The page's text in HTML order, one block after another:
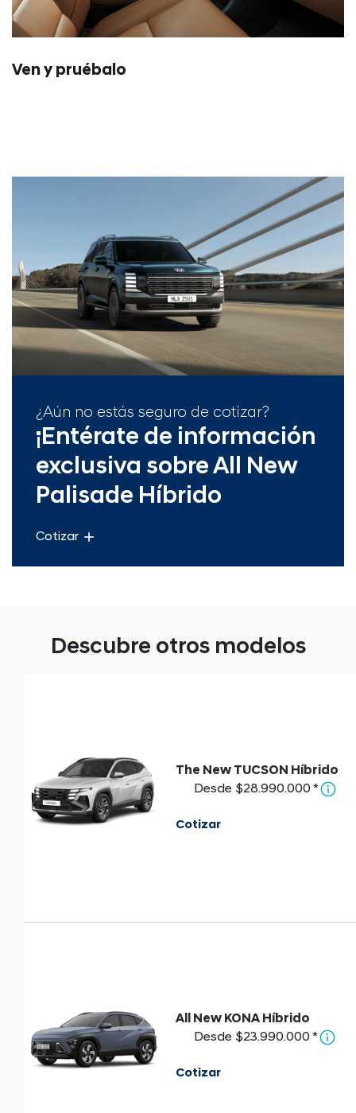
Ven y pruébalo
¿Aún no estás seguro de cotizar?
¡Entérate de información
exclusiva sobre All New
Palisade Híbrido
Cotizar add
Descubre otros modelos
The New TUCSON Híbrido
Desde $28.990.000 *
Cotizar
All New KONA Híbrido
Desde $23.990.000 *
Cotizar